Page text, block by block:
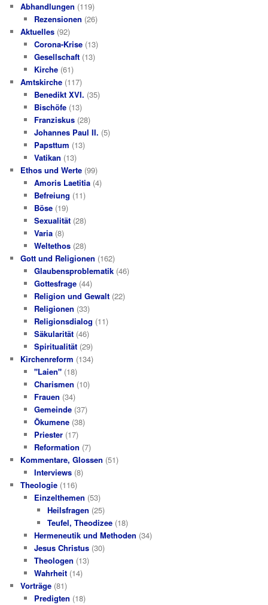
Abhandlungen (119)
Rezensionen (26)
Aktuelles (92)
Corona-Krise(13)
Gesellschaft(13)
Kirche(61)
Amtskirche (117)
Benedikt XVI. (35)
Bischöfe(13)
Franziskus(28)
Johannes Paul II. (5)
Papsttum (13)
Vatikan (13)
Ethos und Werte (99)
Amoris Laetitia(4)
Befreiung (11)
Böse(19)
Sexualität(28)
Varia(8)
Weltethos(28)
Gott und Religionen (162)
Glaubensproblematik(46)
Gottesfrage(44)
Religion und Gewalt(22)
Religionen (33)
Religionsdialog (11)
Säkularität(46)
Spiritualität(29)
Kirchenreform (134)
"Laien"(18)
Charismen (10)
Frauen (34)
Gemeinde(37)
Ökumene(38)
Priester(17)
Reformation (7)
Kommentare, Glossen (51)
Interviews(8)
Theologie (116)
Einzelthemen (53)
Heilsfragen (25)
Teufel, Theodizee (18)
Hermeneutik und Methoden (34)
Jesus Christus(30)
Theologen (13)
Wahrheit(14)
Vorträge (81)
Predigten (18)